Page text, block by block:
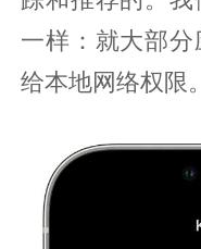
一样：就大部
给本地网络权限。